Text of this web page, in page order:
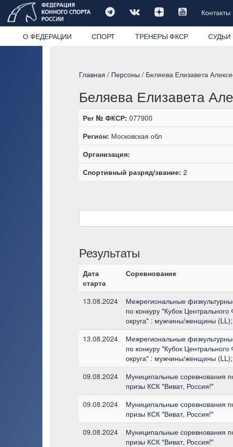
Контакты
О ФЕДЕРАЦИИ СПОРТ ТРЕНЕРЫ ФКСР
Главная / Персоны / Беляева Елизавета
Беляева Елизавета
Рег № ФКСР: 077900
Регион: Московская обл
Организация:
Спортивный разряд/звание: 2
Результаты
Дата
старта
Соревнование
13.08.2024
Межрегиональные
по конкуру "Кубок
округа" : мужчины/женщины (LL);
13.08.2024
Межрегиональные
по конкуру "Кубок
округа" : мужчины/женщины (LL);
09.08.2024
Муниципальные соревнования
призы КСК "Виват, Россия!"
09.08.2024
Муниципальные соревнования
призы КСК "Виват, Россия!"
09.08.2024
Муниципальные соревнования
призы КСК "Виват, Россия!"